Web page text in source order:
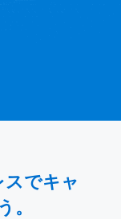
でキャ
。